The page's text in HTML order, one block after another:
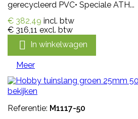
gerecycleerd PVC• Speciale ATH...
€ 382,49 incl. btw
€ 316,11 excl. btw
 In winkelwagen
Meer
bekijken
Referentie: M1117-50